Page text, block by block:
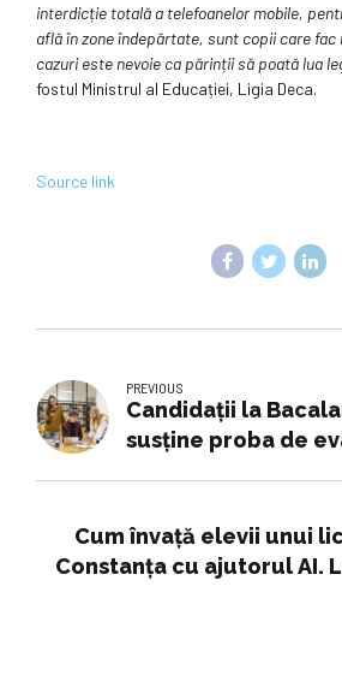
interdicție totală a telefoanelor mobile,
află în zone îndepărtate, sunt copii care fac
cazuri este nevoie ca părinții să poată lua
fostul Ministrul al Educației, Ligia Deca.
Source link
PREVIOUS
Candidații la
susține proba de
Cum învaţă elevii unui
Constanţa cu ajutorul AI.